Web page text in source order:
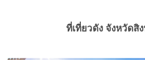
ที่เที่ยวดัง จังหวัดสิ